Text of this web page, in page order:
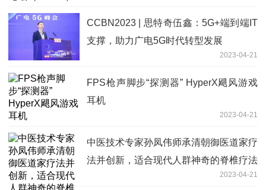
CCBN2023 | 思特奇伍鑫：5G+端到端IT
支撑，助力广电5G时代转型发展
2023-04-21
FPS枪声脚步“探测器” HyperX飓风游戏
耳机
2023-04-21
中医技术专家孙凤伟师承清朝御医道家疗
法并创新，适合现代人群神奇的脊椎疗法
2023-04-21